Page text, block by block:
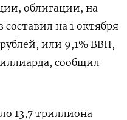
облигации, на
составил на 1 октября
или 9,1% ВВП,
сообщил
13,7 триллиона